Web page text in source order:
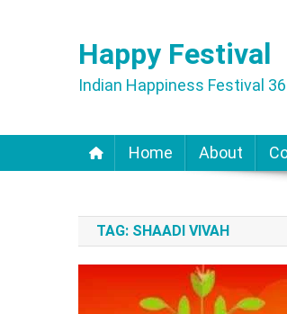
Happy Festival
Indian Happiness Festival
Home About
TAG: SHAADI VIVAH